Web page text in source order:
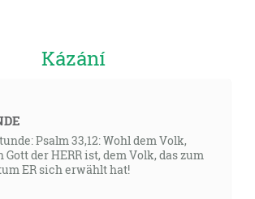
Kázání
Psalm 33,12: Wohl dem Volk,
Gott der HERR ist, dem Volk, das zum
ER sich erwählt hat!